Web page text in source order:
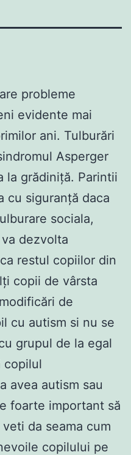
probleme
evidente mai
ani. Tulburări
Asperger
la grădiniță. Parintii
cu siguranță daca
sociala,
dezvolta
restul copiilor din
copii de vârsta
de
cu autism si nu se
grupul de la egal
copilul
avea autism sau
foarte important să
da seama cum
copilului pe